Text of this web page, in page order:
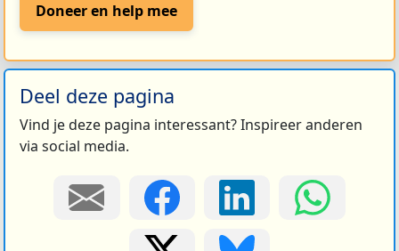
Doneer en help mee
Deel deze pagina
Vind je deze pagina interessant? Inspireer anderen
via social media.